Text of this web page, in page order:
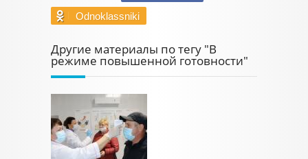
Odnoklassniki
Другие материалы по тегу "В
режиме повышенной готовности"